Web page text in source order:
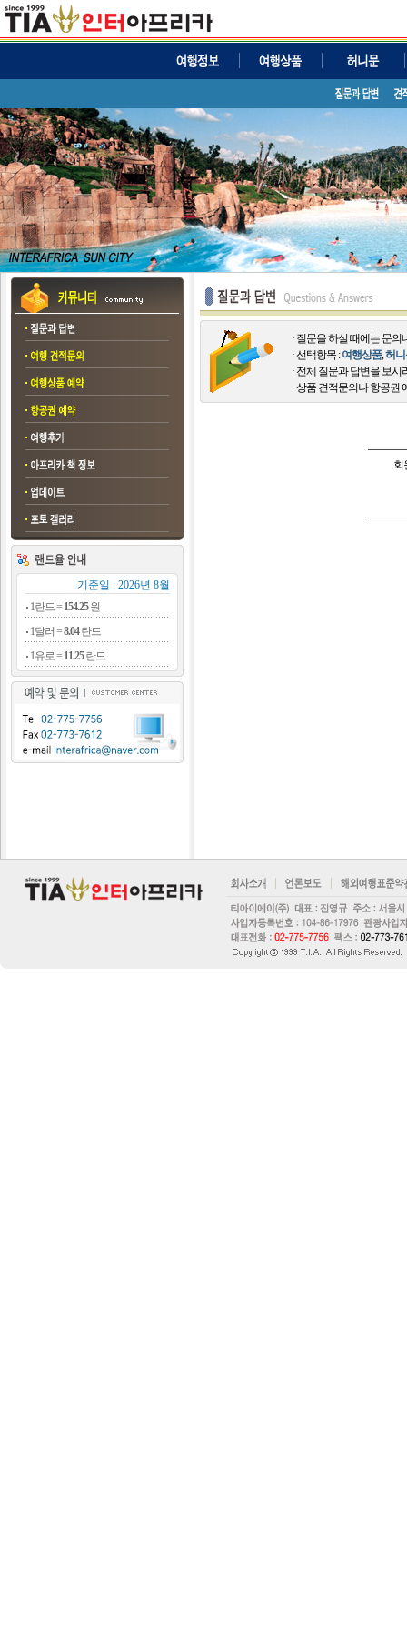
기준일 : 2026년 8월
1란드 = 154.25원
1달러 =8.04란드
1유로 = 11.25란드
· 질문을 하실 때에는 문
· 선택항목 :여행상품,허
· 전체 질문과 답변을 보
· 상품 견적문의나 항공권
회